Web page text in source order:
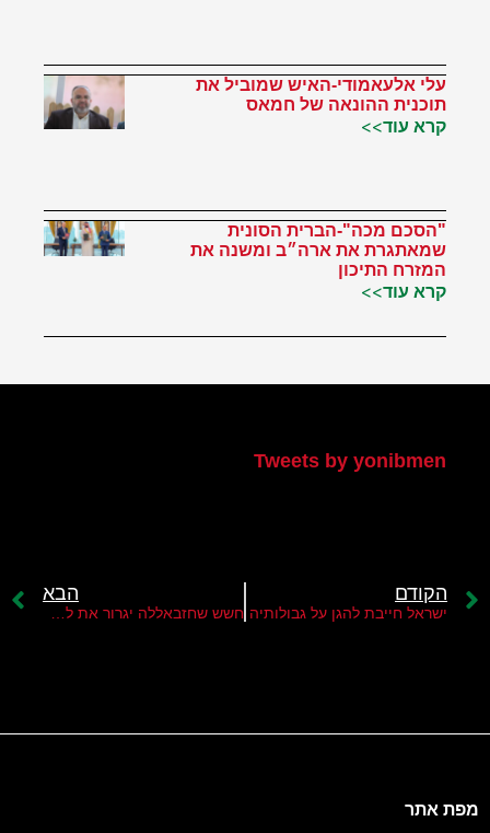
עלי אלעאמודי-האיש שמוביל את
תוכנית ההונאה של חמאס
קרא עוד>>
"הסכם מכה"-הברית הסונית
שמאתגרת את ארה״ב ומשנה את
המזרח התיכון
קרא עוד>>
Tweets by yonibmen
הקודם
ישראל חייבת להגן על גבולותיה
הבא
מפת אתר